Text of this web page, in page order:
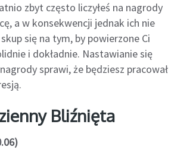
zbyt często liczyłeś na nagrody
a w konsekwencji jednak ich nie
się na tym, by powierzone Ci
i dokładnie. Nastawianie się
sprawi, że będziesz pracował
Bliźnięta